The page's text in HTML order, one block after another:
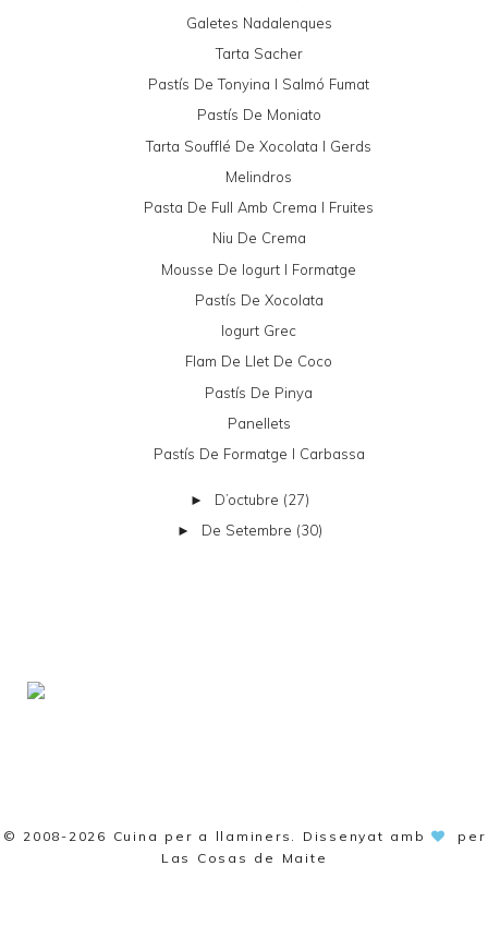
Galetes Nadalenques
Tarta Sacher
Pastís De Tonyina I Salmó Fumat
Pastís De Moniato
Tarta Soufflé De Xocolata I Gerds
Melindros
Pasta De Full Amb Crema I Fruites
Niu De Crema
Mousse De Iogurt I Formatge
Pastís De Xocolata
Iogurt Grec
Flam De Llet De Coco
Pastís De Pinya
Panellets
Pastís De Formatge I Carbassa
► D’octubre (27)
► De Setembre (30)
© 2008-2026 Cuina per a llaminers . Dissenyat amb
per
Las Cosas de Maite